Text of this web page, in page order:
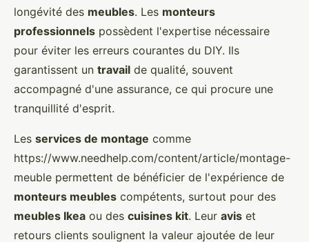
longévité des meubles. Les monteurs
professionnels possèdent l'expertise nécessaire
pour éviter les erreurs courantes du DIY. Ils
garantissent un travail de qualité, souvent
accompagné d'une assurance, ce qui procure une
tranquillité d'esprit.
Les services de montage comme
https://www.needhelp.com/content/article/montage-
meuble permettent de bénéficier de l'expérience de
monteurs meubles compétents, surtout pour des
meubles Ikea ou des cuisines kit. Leur avis et
retours clients soulignent la valeur ajoutée de leur